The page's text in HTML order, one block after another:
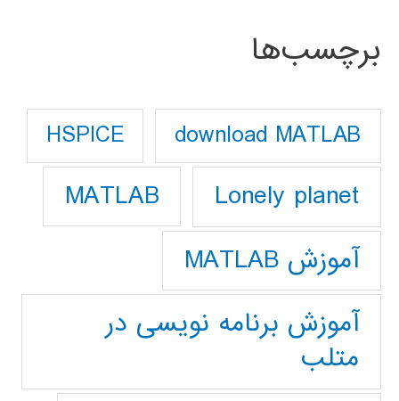
برچسب‌ها
download MATLAB
HSPICE
Lonely planet
MATLAB
آموزش MATLAB
آموزش برنامه نویسی در
متلب